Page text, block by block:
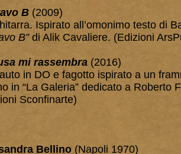
B (2009)
Ispirato all’omonimo testo di
B”di Alik Cavaliere. (Edizioni
mi rassembra (2016)
in DO e fagotto ispirato a un
in “La Galeria” dedicato a Roberto
Sconfinarte)
Bellino (Napoli 1970)